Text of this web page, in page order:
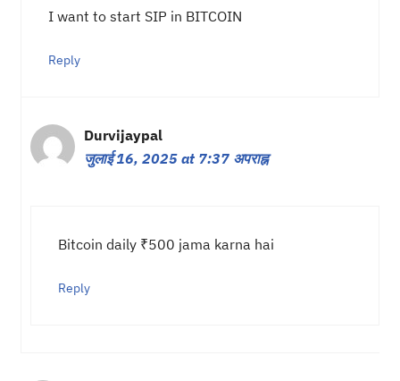
I want to start SIP in BITCOIN
Reply
Durvijaypal
जुलाई 16, 2025 at 7:37 अपराह्न
Bitcoin daily ₹500 jama karna hai
Reply